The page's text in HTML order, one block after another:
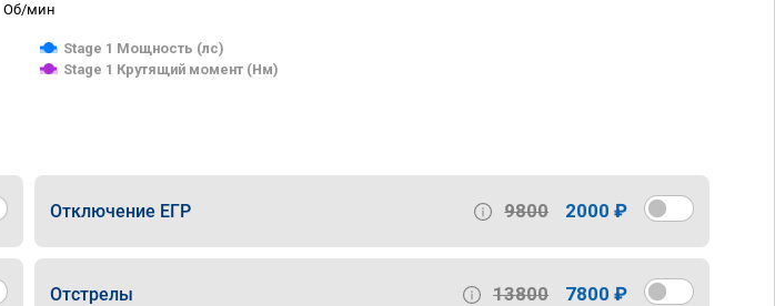
Об/мин
Stage 1 Мощность (лс)
Stage 1 Крутящий момент (Нм)
Отключение ЕГР 9800 2000 ₽
Отстрелы 13800 7800 ₽